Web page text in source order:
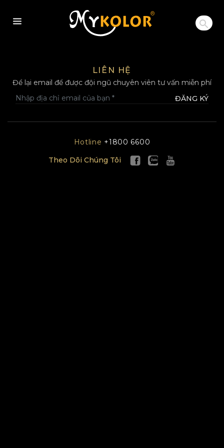
MYKOLOR
LIÊN HỆ
Để lại email để được đội ngũ chuyên viên tư vấn miễn phí
ĐĂNG KÝ
Hotline +1800 6600
Theo Dõi Chúng Tôi